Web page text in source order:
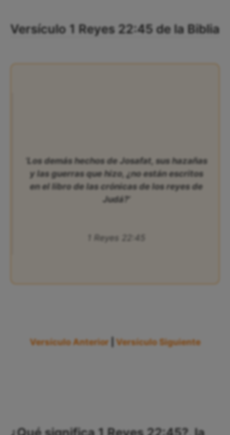
Versículo 1 Reyes 22:45 de la Biblia
‘Los demás hechos de Josafat, sus hazañas
y las guerras que hizo, ¿no están escritos
en el libro de las crónicas de los reyes de
Judá?’
1 Reyes 22:45
Versículo Anterior Versículo Siguiente